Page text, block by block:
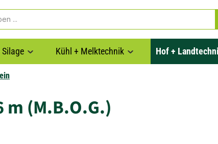
Kühl + Melktechnik Hof +
(M.B.O.G.)